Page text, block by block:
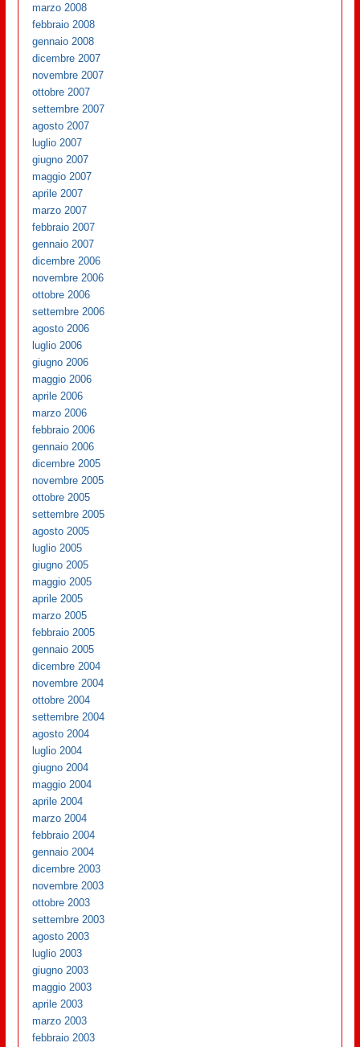
marzo 2008
febbraio 2008
gennaio 2008
dicembre 2007
novembre 2007
ottobre 2007
settembre 2007
agosto 2007
luglio 2007
giugno 2007
maggio 2007
aprile 2007
marzo 2007
febbraio 2007
gennaio 2007
dicembre 2006
novembre 2006
ottobre 2006
settembre 2006
agosto 2006
luglio 2006
giugno 2006
maggio 2006
aprile 2006
marzo 2006
febbraio 2006
gennaio 2006
dicembre 2005
novembre 2005
ottobre 2005
settembre 2005
agosto 2005
luglio 2005
giugno 2005
maggio 2005
aprile 2005
marzo 2005
febbraio 2005
gennaio 2005
dicembre 2004
novembre 2004
ottobre 2004
settembre 2004
agosto 2004
luglio 2004
giugno 2004
maggio 2004
aprile 2004
marzo 2004
febbraio 2004
gennaio 2004
dicembre 2003
novembre 2003
ottobre 2003
settembre 2003
agosto 2003
luglio 2003
giugno 2003
maggio 2003
aprile 2003
marzo 2003
febbraio 2003